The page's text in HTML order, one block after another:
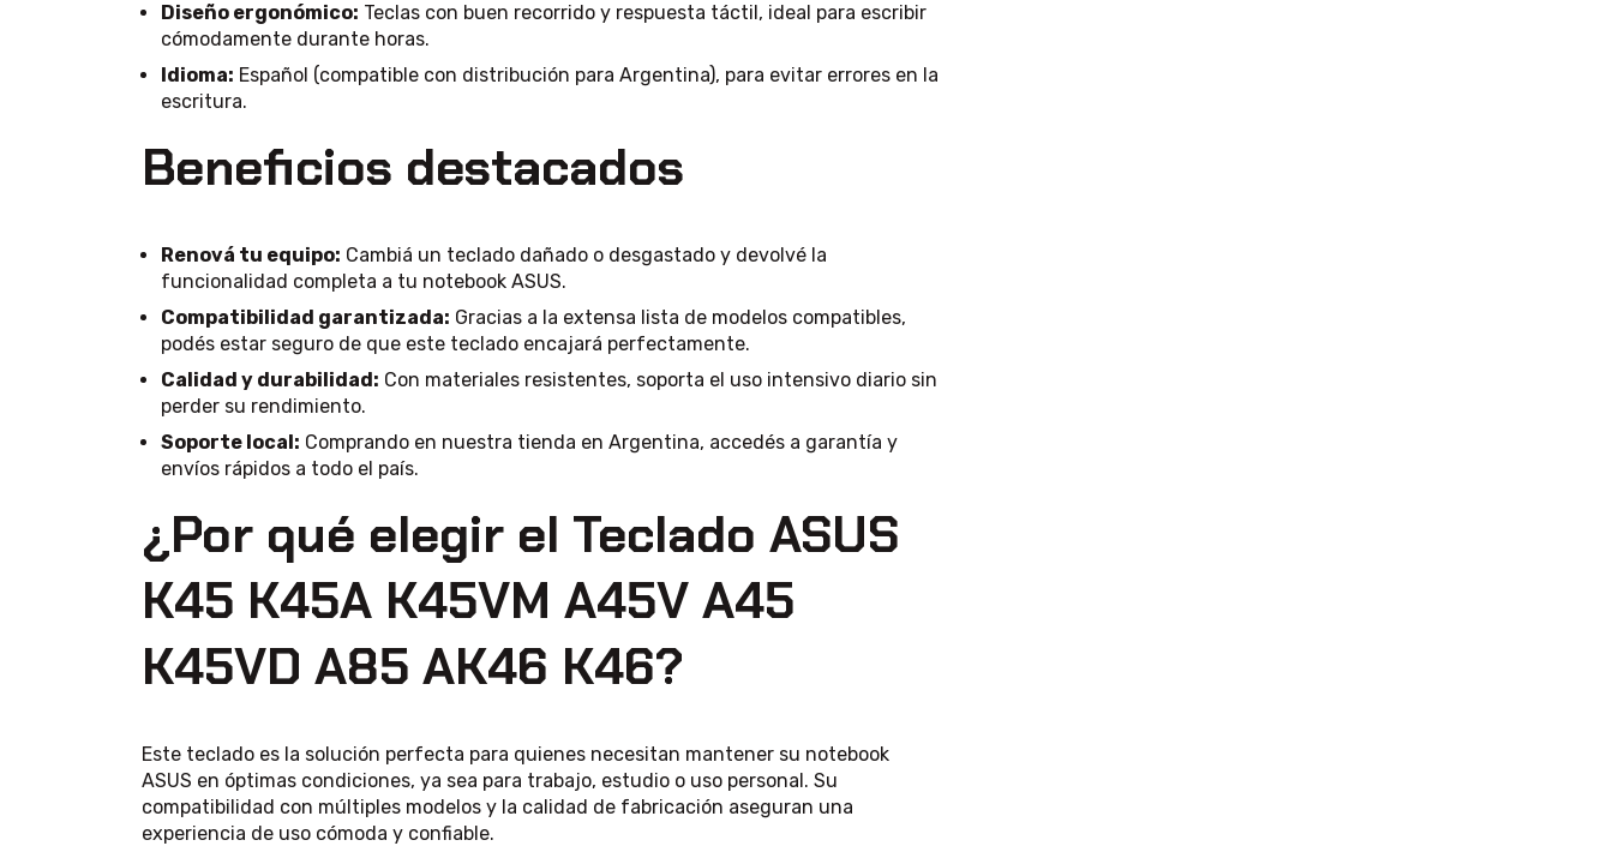
Diseño ergonómico: Teclas con buen recorrido y respuesta táctil, ideal para escribir
cómodamente durante horas.
Idioma: Español (compatible con distribución para Argentina), para evitar errores en la
escritura.
Beneficios destacados
Renová tu equipo: Cambiá un teclado dañado o desgastado y devolvé la
funcionalidad completa a tu notebook ASUS.
Compatibilidad garantizada: Gracias a la extensa lista de modelos compatibles,
podés estar seguro de que este teclado encajará perfectamente.
Calidad y durabilidad: Con materiales resistentes, soporta el uso intensivo diario sin
perder su rendimiento.
Soporte local: Comprando en nuestra tienda en Argentina, accedés a garantía y
envíos rápidos a todo el país.
¿Por qué elegir el Teclado ASUS
K45 K45A K45VM A45V A45
K45VD A85 AK46 K46?
Este teclado es la solución perfecta para quienes necesitan mantener su notebook
ASUS en óptimas condiciones, ya sea para trabajo, estudio o uso personal. Su
compatibilidad con múltiples modelos y la calidad de fabricación aseguran una
experiencia de uso cómoda y confiable.